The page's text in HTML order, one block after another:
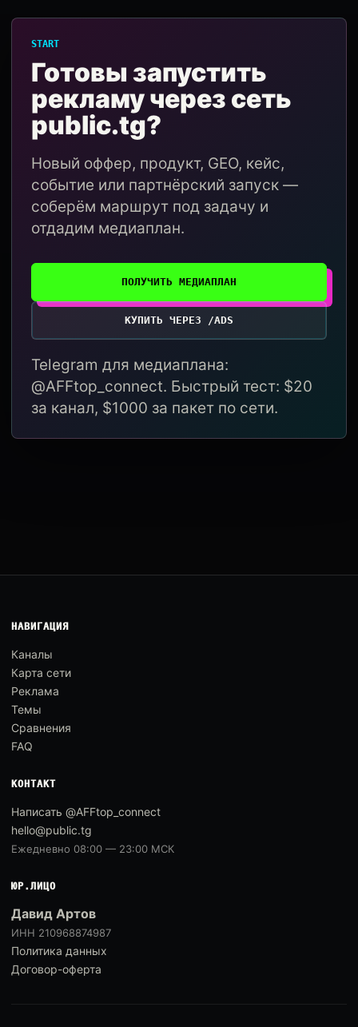
START
Готовы запустить
рекламу через сеть
public.tg?
Новый оффер, продукт, GEO, кейс,
событие или партнёрский запуск —
соберём маршрут под задачу и
отдадим медиаплан.
ПОЛУЧИТЬ МЕДИАПЛАН
КУПИТЬ ЧЕРЕЗ /ADS
Telegram для медиаплана:
@AFFtop_connect. Быстрый тест: $20
за канал, $1000 за пакет по сети.
НАВИГАЦИЯ
Каналы
Карта сети
Реклама
Темы
Сравнения
FAQ
КОНТАКТ
Написать @AFFtop_connect
hello@public.tg
Ежедневно 08:00 — 23:00 МСК
ЮР.ЛИЦО
Давид Артов
ИНН 210968874987
Политика данных
Договор-оферта